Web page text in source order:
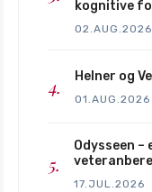
kognitive
02.AUG.2026
Helner og
01.AUG.2026
Odysseen –
17.JUL.2026